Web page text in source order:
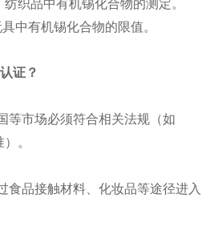
织品中有机锡化合物的测定。
中有机锡化合物的限值。
证？
市场必须符合相关法规（如
）。
品接触材料、化妆品等途径进入